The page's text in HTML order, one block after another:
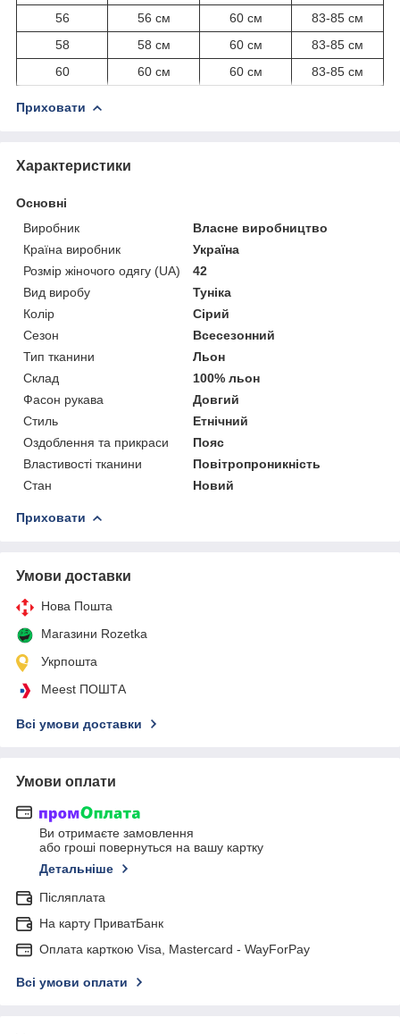
56 56 см 60 см
83-85 см
58
58 см 60 см
83-85 см
60
60 см 60 см 83-85 см
Приховати
Характеристики
Основні
Виробник
Власне виробництво
Країна виробник
Україна
Розмір жіночого одягу (UA)
42
Вид виробу
Туніка
Колір
Сірий
Сезон
Всесезонний
Тип тканини
Льон
Склад
100% льон
Фасон рукава
Довгий
Стиль
Етнічний
Оздоблення та прикраси
Пояс
Властивості тканини
Повітропроникність
Стан
Новий
Приховати
Умови доставки
Нова Пошта
Магазини Rozetka
Укрпошта
Meest ПОШТА
Всі умови доставки
Умови оплати
Ви отримаєте замовлення
або гроші повернуться на вашу картку
Детальніше
Післяплата
На карту ПриватБанк
Оплата карткою Visa, Mastercard - WayForPay
Всі умови оплати